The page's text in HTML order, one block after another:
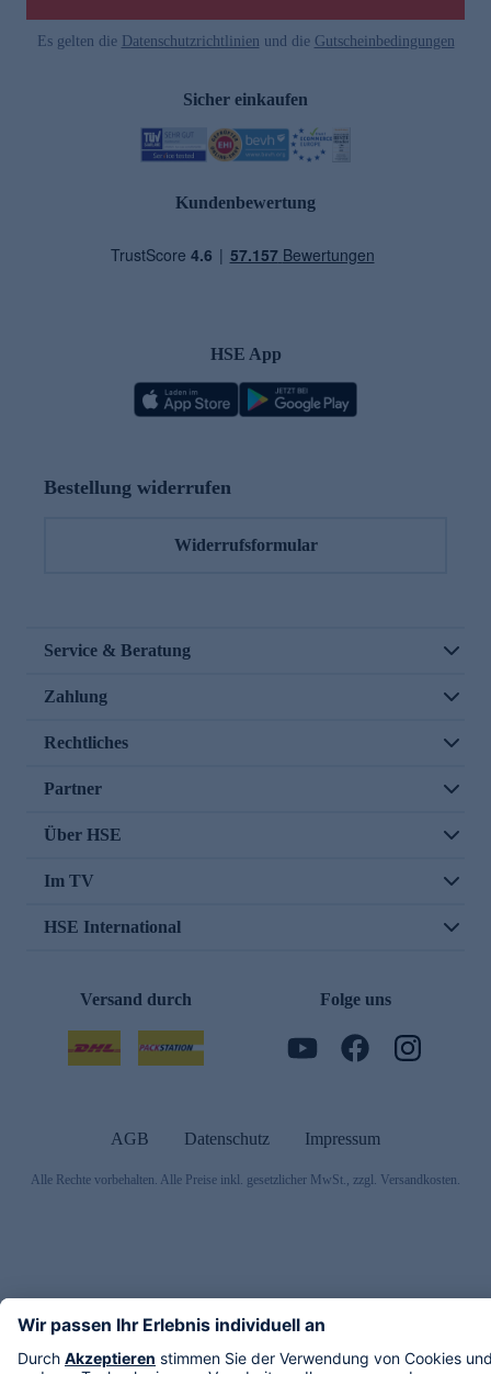
Es gelten die Datenschutzrichtlinien und die Gutscheinbedingungen
Sicher einkaufen
Kundenbewertung
HSE App
Bestellung widerrufen
Widerrufsformular
Service & Beratung
Zahlung
Rechtliches
Partner
Über HSE
Im TV
HSE International
Versand durch Folge uns
AGB Datenschutz Impressum
Alle Rechte vorbehalten. Alle Preise inkl. gesetzlicher MwSt., zzgl. Versandkosten.